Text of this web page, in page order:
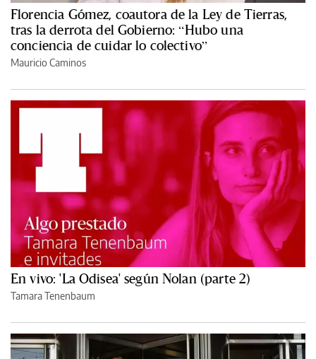
Florencia Gómez, coautora de la Ley de Tierras,
tras la derrota del Gobierno: “Hubo una
conciencia de cuidar lo colectivo”
Mauricio Caminos
En vivo: 'La Odisea' según Nolan (parte 2)
Tamara Tenenbaum